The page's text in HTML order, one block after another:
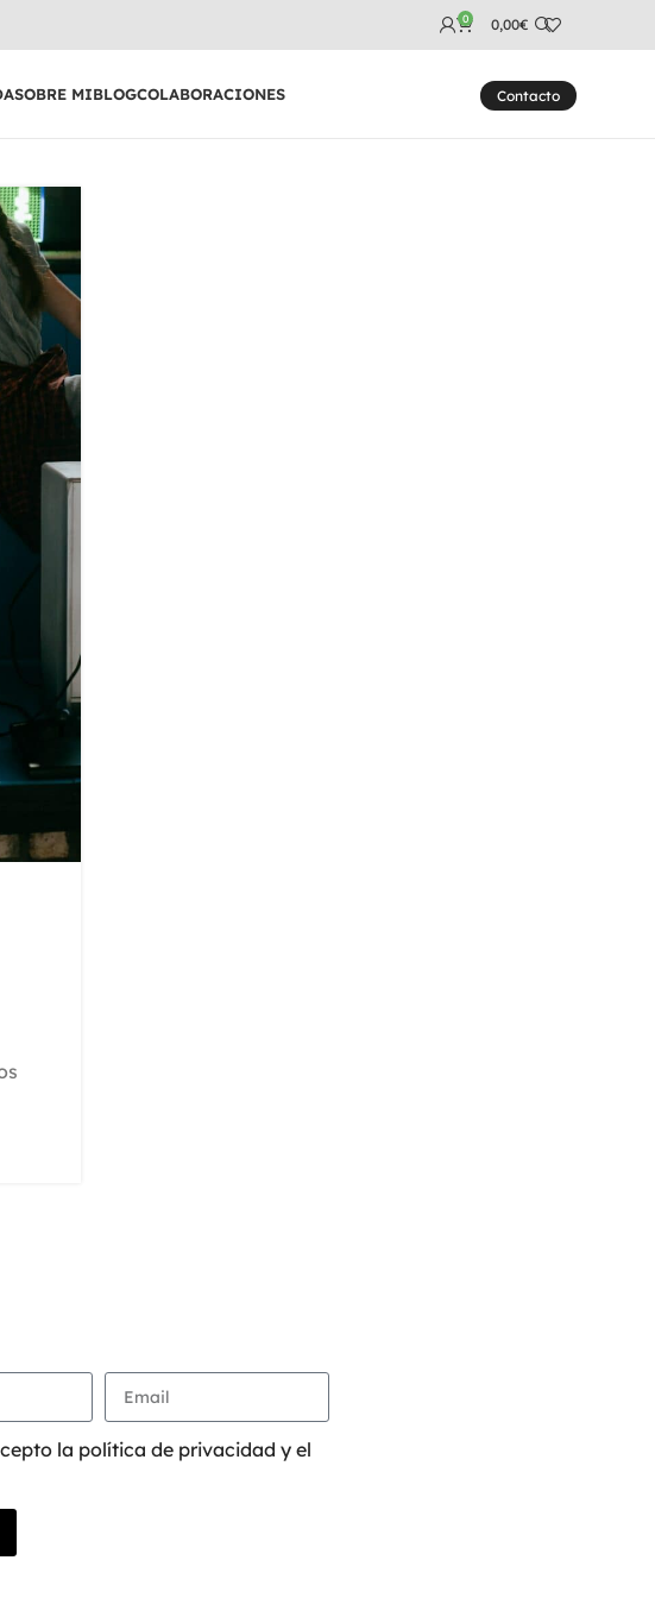
0 0,00€
SOBRE MIBLOGCOLABORACIONES Contacto
la política de privacidad y el